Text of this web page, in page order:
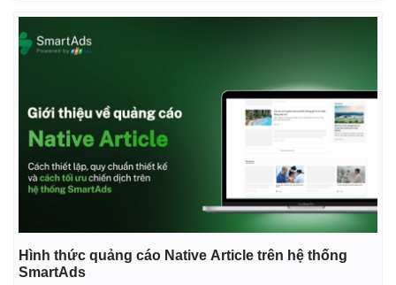
Hình thức quảng cáo Native Article trên hệ thống
SmartAds